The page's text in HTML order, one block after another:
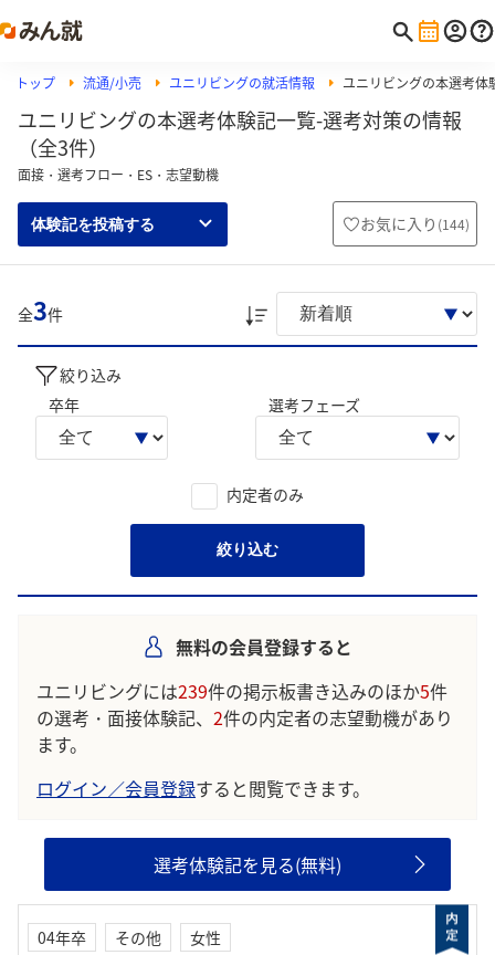
トップ 流通/小売 ユニリビングの就活情報 ユニリビングの本選考体
ユニリビングの本選考体験記一覧-選考対策の情報
（全3件）
面接・選考フロー・ES・志望動機
体験記を投稿する お気に入り (144)
全3件
絞り込み
卒年
選考フェーズ
内定者のみ
絞り込む
無料の会員登録すると
ユニリビングには239件の掲示板書き込みのほか5件
の選考・面接体験記、 2件の内定者の志望動機があり
ます。
ログイン／会員登録すると閲覧できます。
選考体験記を見る(無料)
04年卒 その他
女性